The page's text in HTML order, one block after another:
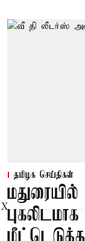
தமிழக செய்திகள்
மதுரையில்
X